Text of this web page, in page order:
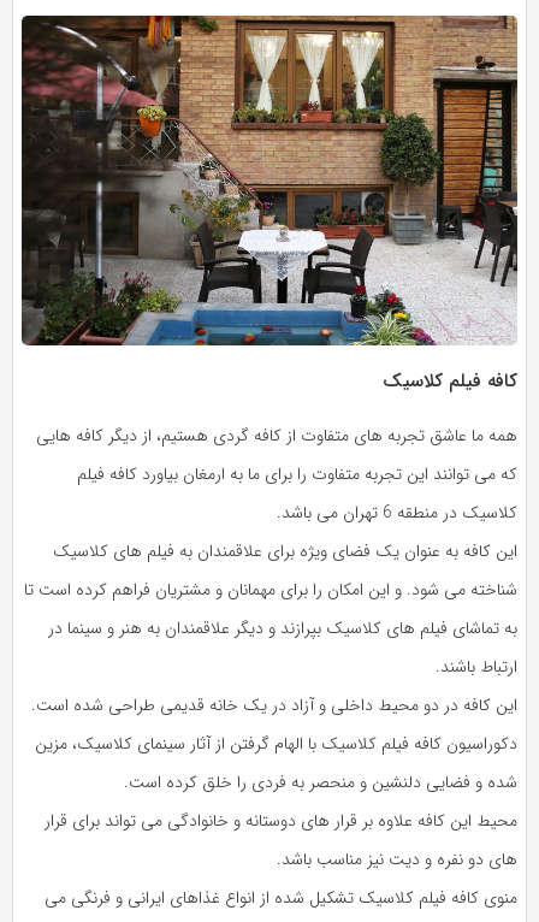
کافه فیلم کلاسیک
همه ما عاشق تجربه های متفاوت از کافه گردی هستیم، از دیگر کافه هایی
که می توانند این تجربه متفاوت را برای ما به ارمغان بیاورد کافه فیلم
کلاسیک در منطقه 6 تهران می باشد.
این کافه به عنوان یک فضای ویژه برای علاقمندان به فیلم های کلاسیک
شناخته می شود. و این امکان را برای مهمانان و مشتریان فراهم کرده است تا
به تماشای فیلم های کلاسیک بپرازند و دیگر علاقمندان به هنر و سینما در
ارتباط باشند.
این کافه در دو محیط داخلی و آزاد در یک خانه قدیمی طراحی شده است.
دکوراسیون کافه فیلم کلاسیک با الهام گرفتن از آثار سینمای کلاسیک، مزین
شده و فضایی دلنشین و منحصر به فردی را خلق کرده است.
محیط این کافه علاوه بر قرار های دوستانه و خانوادگی می تواند برای قرار
های دو نفره و دیت نیز مناسب باشد.
منوی کافه فیلم کلاسیک تشکیل شده از انواع غذاهای ایرانی و فرنگی می